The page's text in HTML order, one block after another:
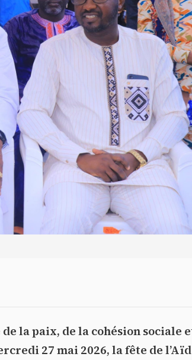
la paix, de la cohésion sociale
27 mai 2026, la fête de l’Aïd